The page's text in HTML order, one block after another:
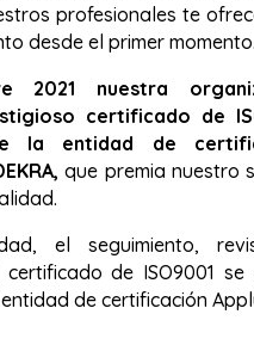
profesionales te
desde el primer momento.
2021 nuestra
certificado de
la entidad de
que premia nuestro
el seguimiento,
de ISO9001 se
de certificación